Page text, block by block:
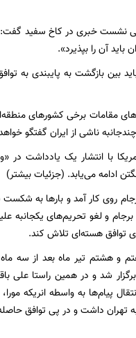
نشست خبری در کاخ سفید گفت:
باید آن را بپذیرد».
بین بازگشت به پایبندی به
مقامات برخی کشورهای
ناشی از ایران گفتگو
با انتشار یک یادداشت
ادامه می‌یابد. (جزئیات بیشتر)
روی کار آمد و بارها به
و لغو تحریم‌های یکجانبه
توافق هسته‌ای تلاش کند.
و هشتم تیر ماه بعد از سه
شد و در همین راستا علی
پیام‌ها به واسطه انریکه
تهران داشت و در پی توافق